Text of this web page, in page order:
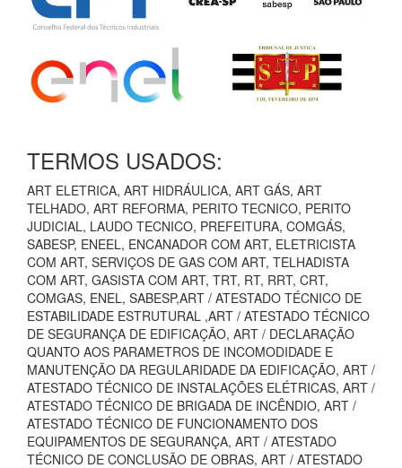
TERMOS USADOS:
ART ELETRICA, ART HIDRÁULICA, ART GÁS, ART
TELHADO, ART REFORMA, PERITO TECNICO, PERITO
JUDICIAL, LAUDO TECNICO, PREFEITURA, COMGÁS,
SABESP, ENEEL, ENCANADOR COM ART, ELETRICISTA
COM ART, SERVIÇOS DE GAS COM ART, TELHADISTA
COM ART, GASISTA COM ART, TRT, RT, RRT, CRT,
COMGAS, ENEL, SABESP,ART / ATESTADO TÉCNICO DE
ESTABILIDADE ESTRUTURAL ,ART / ATESTADO TÉCNICO
DE SEGURANÇA DE EDIFICAÇÃO, ART / DECLARAÇÃO
QUANTO AOS PARAMETROS DE INCOMODIDADE E
MANUTENÇÃO DA REGULARIDADE DA EDIFICAÇÃO, ART /
ATESTADO TÉCNICO DE INSTALAÇÕES ELÉTRICAS, ART /
ATESTADO TÉCNICO DE BRIGADA DE INCÊNDIO, ART /
ATESTADO TÉCNICO DE FUNCIONAMENTO DOS
EQUIPAMENTOS DE SEGURANÇA, ART / ATESTADO
TÉCNICO DE CONCLUSÃO DE OBRAS, ART / ATESTADO